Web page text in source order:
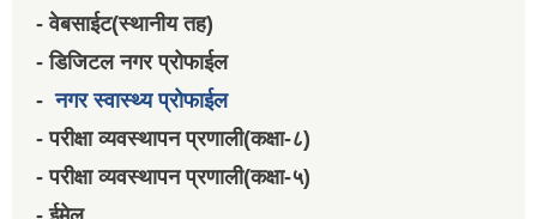
- वेबसाईट(स्थानीय तह)
- डिजिटल नगर प्रोफाईल
-नगर स्वास्थ्य प्रोफाईल
- परीक्षा व्यवस्थापन प्रणाली(कक्षा-८)
- परीक्षा व्यवस्थापन प्रणाली(कक्षा-५)